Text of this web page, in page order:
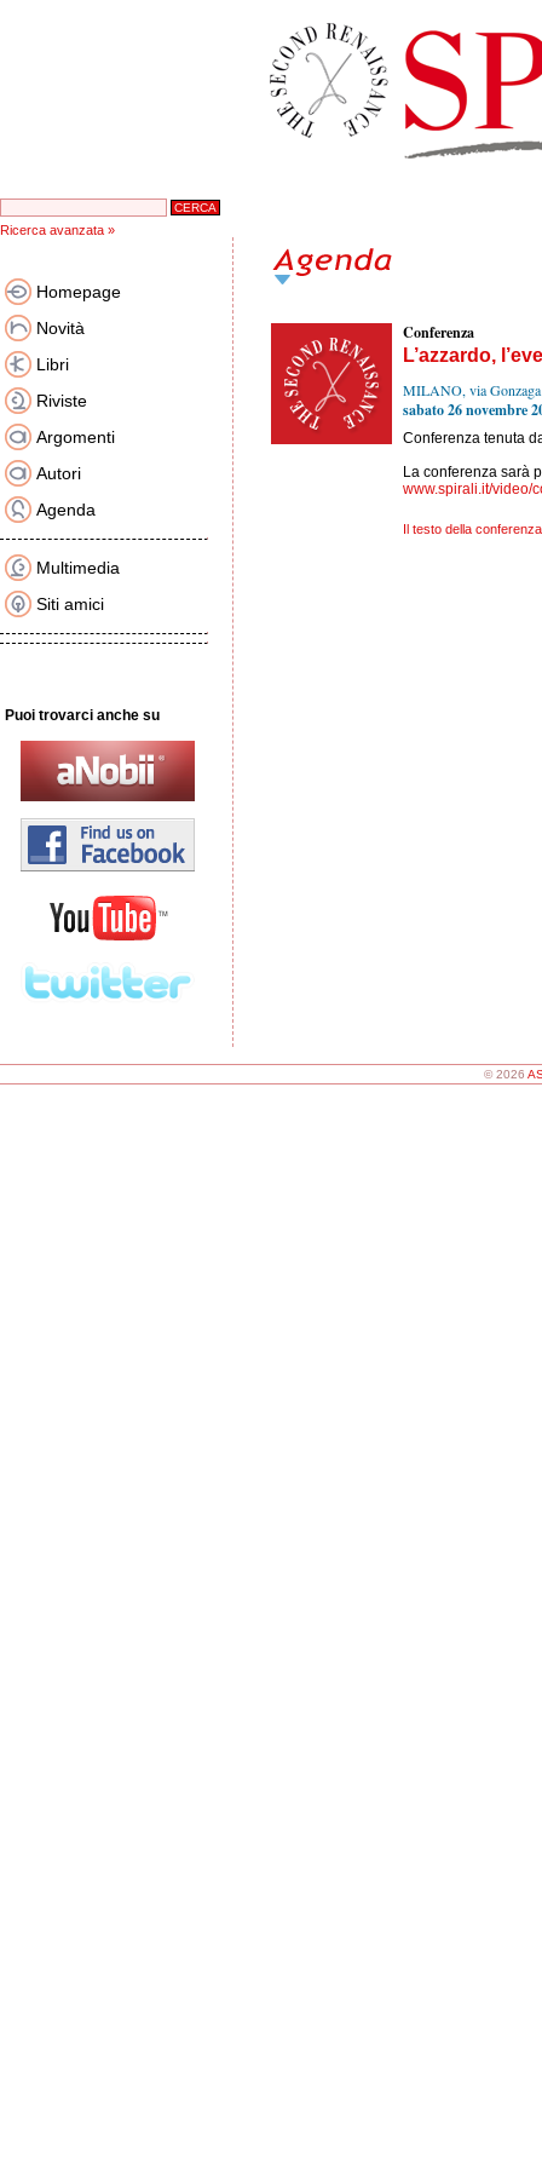
Ricerca avanzata »
Homepage
Novità
Libri
Riviste
Argomenti
Autori
Agenda
Multimedia
Siti amici
Puoi trovarci anche su
Conferenza
L’azzardo,
MILANO, via
sabato 26 novembre
Conferenza tenuta
La conferenza sarà
www.spirali.it/video/
Il testo della conferenza
© 2026